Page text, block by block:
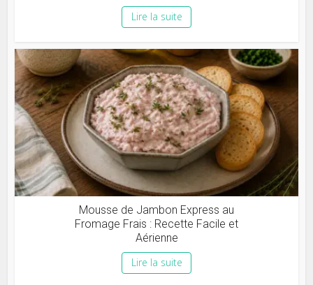
Lire la suite
Mousse de Jambon Express au
Fromage Frais : Recette Facile et
Aérienne
Lire la suite